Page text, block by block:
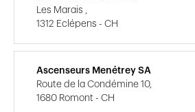
Les Marais ,
1312 Eclépens - CH
Ascenseurs Menétrey SA
Route de la Condémine 10,
1680 Romont - CH